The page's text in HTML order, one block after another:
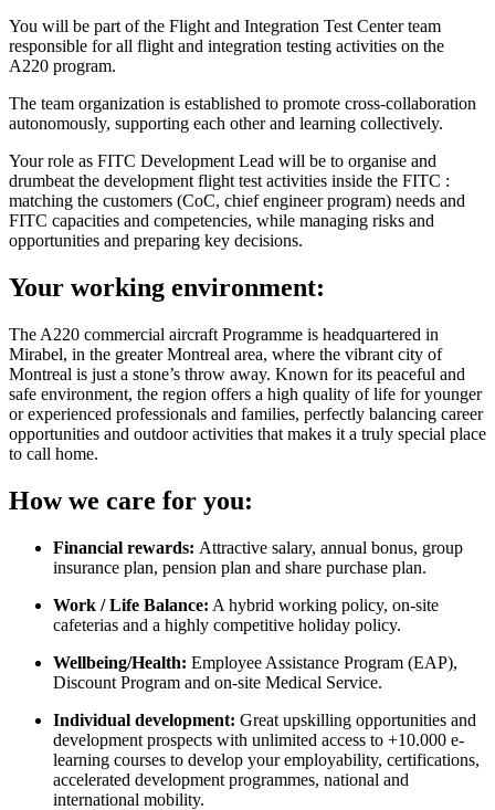
You will be part of the Flight and Integration Test Center team
responsible for all flight and integration testing activities on the
A220 program.
The team organization is established to promote cross-collaboration
autonomously, supporting each other and learning collectively.
Your role as FITC Development Lead will be to organise and
drumbeat the development flight test activities inside the FITC :
matching the customers (CoC, chief engineer program) needs and
FITC capacities and competencies, while managing risks and
opportunities and preparing key decisions.
Your working environment:
The A220 commercial aircraft Programme is headquartered in
Mirabel, in the greater Montreal area, where the vibrant city of
Montreal is just a stone’s throw away. Known for its peaceful and
safe environment, the region offers a high quality of life for younger
or experienced professionals and families, perfectly balancing career
opportunities and outdoor activities that makes it a truly special place
to call home.
How we care for you:
Financial rewards: Attractive salary, annual bonus, group
insurance plan, pension plan and share purchase plan.
Work / Life Balance: A hybrid working policy, on-site
cafeterias and a highly competitive holiday policy.
Wellbeing/Health: Employee Assistance Program (EAP),
Discount Program and on-site Medical Service.
Individual development: Great upskilling opportunities and
development prospects with unlimited access to +10.000 e-
learning courses to develop your employability, certifications,
accelerated development programmes, national and
international mobility.